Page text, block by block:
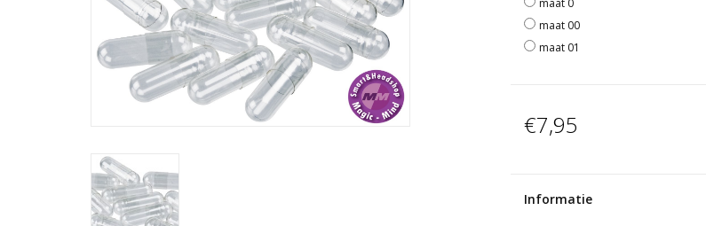
maat 0
maat 00
maat 01
€7,95
Informatie